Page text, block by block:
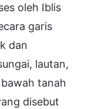
oleh Iblis
garis
dan
lautan,
tanah
disebut